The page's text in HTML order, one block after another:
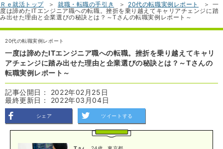
Ｒｅ就活トップ 就職・転職の手引き 20代の転職実例レポート
一
度は諦めたITエンジニア職への転職。挫折を乗り越えてキャリアチェンジに踏
み出せた理由と企業選びの秘訣とは？～Tさんの転職実例レポート～
20代の転職実例レポート
一度は諦めたITエンジニア職への転職。挫折を乗り越えてキャリ
アチェンジに踏み出せた理由と企業選びの秘訣とは？～Tさんの
転職実例レポート～
記事公開日： 2022年02月25日
最終更新日： 2022年03月04日
シェア ツイートする